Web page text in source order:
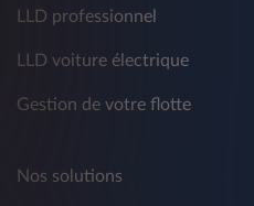
LLD professionnel
LLD voiture électrique
Gestion de votre flotte
Nos solutions